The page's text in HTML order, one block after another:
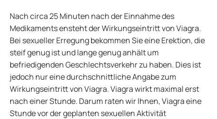
Nach circa 25 Minuten nach der Einnahme des
Medikaments ensteht der Wirkungseintritt von Viagra.
Bei sexueller Erregung bekommen Sie eine Erektion, die
steif genug ist und lange genug anhält um
befriedigenden Geschlechtsverkehr zu haben. Dies ist
jedoch nur eine durchschnittliche Angabe zum
Wirkungseintritt von Viagra. Viagra wirkt maximal erst
nach einer Stunde. Darum raten wir Ihnen, Viagra eine
Stunde vor der geplanten sexuellen Aktivität